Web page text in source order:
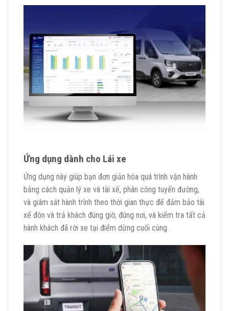
Ứng dụng dành cho Lái xe
Ứng dụng này giúp bạn đơn giản hóa quá trình vận hành
bằng cách quản lý xe và tài xế, phân công tuyến đường,
và giám sát hành trình theo thời gian thực để đảm bảo tài
xế đón và trả khách đúng giờ, đúng nơi, và kiểm tra tất cả
hành khách đã rời xe tại điểm dừng cuối cùng.